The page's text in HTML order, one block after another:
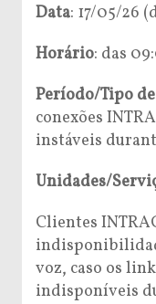
Data: 17/05/26
Horário: das
Período/Tipo
conexões
instáveis
Unidades/
Clientes
voz, caso os
indisponíveis